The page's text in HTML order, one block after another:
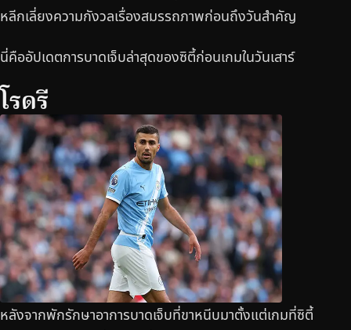
หลีกเลี่ยงความกังวลเรื่องสมรรถภาพก่อนถึงวันสำคัญ
นี่คืออัปเดตการบาดเจ็บล่าสุดของซิตี้ก่อนเกมในวันเสาร์
โรดรี
หลังจากพักรักษาอาการบาดเจ็บที่ขาหนีบมาตั้งแต่เกมที่ซิตี้